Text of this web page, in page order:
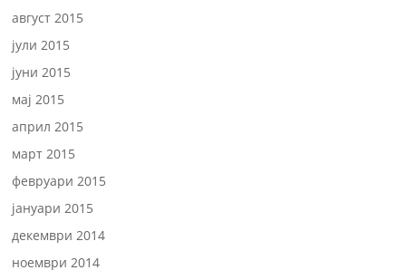
август 2015
јули 2015
јуни 2015
мај 2015
април 2015
март 2015
февруари 2015
јануари 2015
декември 2014
ноември 2014